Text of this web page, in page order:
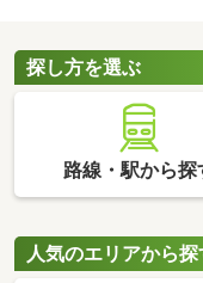
探し方を選ぶ
路線・駅から探
人気のエリアから探